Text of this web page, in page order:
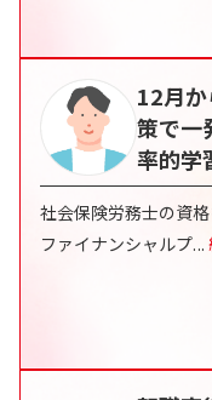
12月
策で一
率的学
社会保険労務士の資
ファイナンシャルプ...